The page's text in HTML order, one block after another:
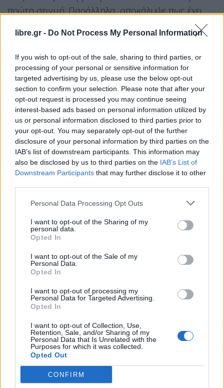
libre.gr - Do Not Process My Personal Information
If you wish to opt-out of the sale, sharing to third parties, or
processing of your personal or sensitive information for
targeted advertising by us, please use the below opt-out
section to confirm your selection. Please note that after your
opt-out request is processed you may continue seeing
interest-based ads based on personal information utilized by
us or personal information disclosed to third parties prior to
your opt-out. You may separately opt-out of the further
disclosure of your personal information by third parties on the
IAB’s list of downstream participants. This information may
also be disclosed by us to third parties on the IAB’s List of
Downstream Participants that may further disclose it to other
Personal Data Processing Opt Outs
I want to opt-out of the Sharing of my
personal data.
Opted In
I want to opt-out of the Sale of my
Personal Data.
Opted In
I want to opt-out of processing my
Personal Data for Targeted Advertising.
Opted In
I want to opt-out of Collection, Use,
Retention, Sale, and/or Sharing of my
Personal Data that Is Unrelated with the
Purposes for which it was collected.
Opted Out
CONFIRM
πρώτη στιγμή. Παράλληλα, αποκάλυψε πως έχει
συζητήσει και με τον ίδιο τον παίκτη για το πόσο
μικρός είναι σε ηλικία, τονίζοντας ότι κανείς δεν
θα έπρεπε να βιώσει μία τέτοια εμπειρία.
Συγκεκριμένα ανέφερε: «Δεν ήμουν μόνο εγώ
δίπλα του, ήταν πολύς κόσμος. Και ξέρεις, δεν
θέλω ούτε credits να πάρω γι’ αυτό το πράγμα…
Αυτή την κουβέντα πάντως που είπατε, την έχω
κάνει και με το Σταύρο.Ξέρεις ότι θα μπορούσε
να είσαι γιος μου. Κανείς να μη βρεθεί σε αυτή τη
θέση.Οι πρώτες πληροφορίες, επαναλαμβάνω,
που είχανε βγει, ήταν εντελώς λανθασμένες και
διαψεύστηκαν. Δεν είδα κάποιον να ιδρώνει το
Αυτά έχουν πάρει το δρόμο της δικαιοσύνης. Και
από εκεί και πέρα, εκεί κρίνονται. Υπήρχε μία
μεγάλη παραφιλολογία σχετικά με το αν υπάρχει
Ο παρουσιαστής σημείωσε επίσης ότι η
πορεία, εξηγώντας ότι τα μηνύματα που λαμβάνει
για την υγεία του Σταύρου Φλώρου είναι
αισιόδοξα. Παράλληλα, μίλησε για τη δική του
ψυχολογική διαχείριση μετά το περιστατικό,
αποκαλύπτοντας ότι ψυχολόγος συνομίλησε με
όλους τους παίκτες αλλά και με τον ίδιο. Όπως
είπε: «Καλά είμαι. Εντάξει, περάσαν οι μέρες,